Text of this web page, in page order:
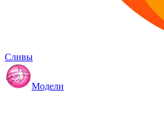
Сливы
Модели